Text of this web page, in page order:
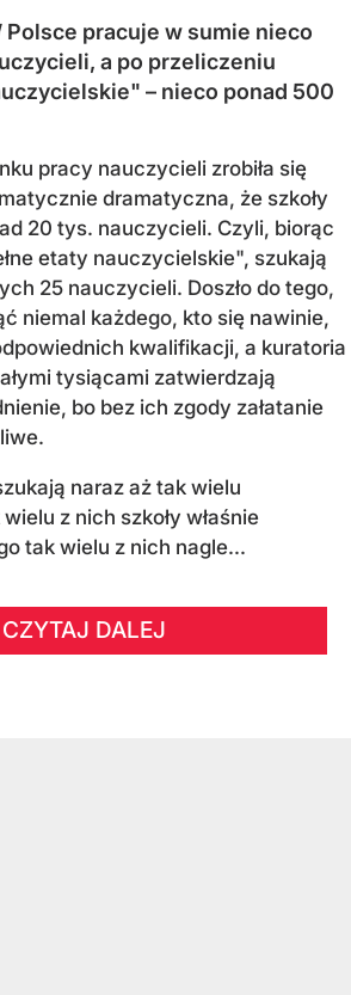
Polsce pracuje w sumie nieco
a po przeliczeniu
– nieco ponad 500
pracy nauczycieli zrobiła się
dramatyczna, że szkoły
20 tys. nauczycieli. Czyli, biorąc
etaty nauczycielskie", szukają
25 nauczycieli. Doszło do tego,
niemal każdego, kto się nawinie,
kwalifikacji, a kuratoria
tysiącami zatwierdzają
bo bez ich zgody załatanie
naraz aż tak wielu
z nich szkoły właśnie
tak wielu z nich nagle...
CZYTAJ DALEJ